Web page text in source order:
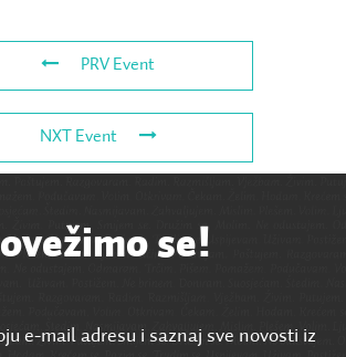
PRV Event
NXT Event
se!
e-mail adresu i saznaj sve novosti iz